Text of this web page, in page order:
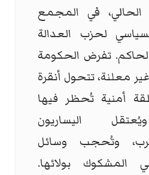
الحالي، في المجمع
لحزب العدالة
الحاكم. تفرض الحكومة
معلنة، تتحول أنقرة
أمنية تُحظر فيها
اليساريون
وتُحجب وسائل
المشكوك بولائها.